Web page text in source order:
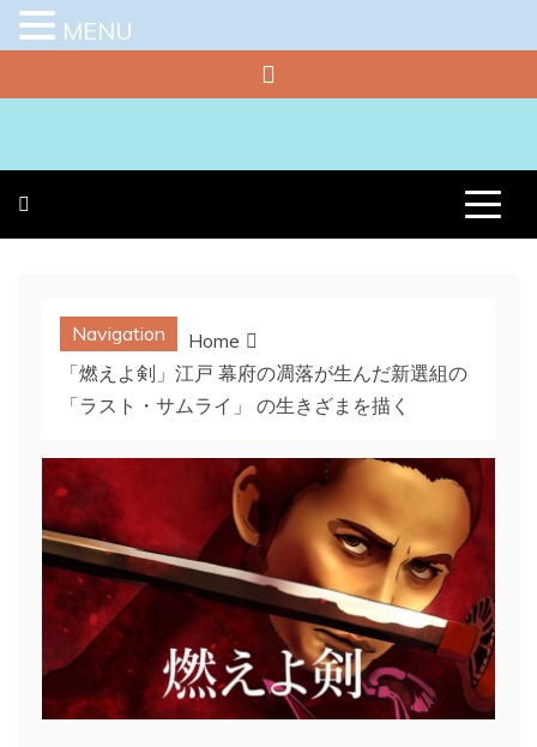
to
Navigation
Home
「燃えよ剣」江戸 幕府の凋落が生んだ新選組の
「ラスト・サムライ」 の生きざまを描く
MENU